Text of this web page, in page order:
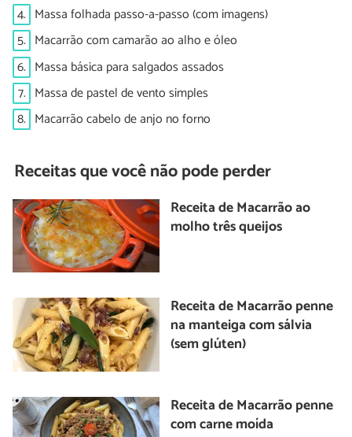
4. Massa folhada passo-a-passo (com imagens)
5. Macarrão com camarão ao alho e óleo
6. Massa básica para salgados assados
7. Massa de pastel de vento simples
8. Macarrão cabelo de anjo no forno
Receitas que você não pode perder
Receita de Macarrão ao
molho três queijos
Receita de Macarrão penne
na manteiga com sálvia
(sem glúten)
Receita de Macarrão penne
com carne moída